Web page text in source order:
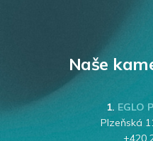
Naše
1. EGLO
Plzeňská